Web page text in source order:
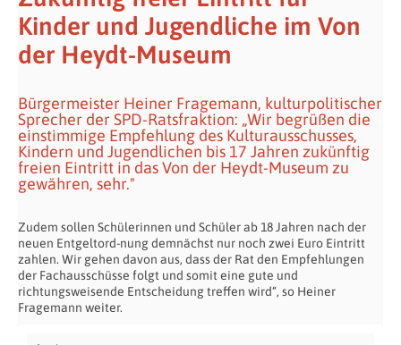
Kinder und Jugendliche im Von
der Heydt-Museum
Bürgermeister Heiner Fragemann, kulturpolitischer
Sprecher der SPD-Ratsfraktion: „Wir begrüßen die
einstimmige Empfehlung des Kulturausschusses,
Kindern und Jugendlichen bis 17 Jahren zukünftig
freien Eintritt in das Von der Heydt-Museum zu
gewähren, sehr."
Zudem sollen Schülerinnen und Schüler ab 18 Jahren nach der
neuen Entgeltord-nung demnächst nur noch zwei Euro Eintritt
zahlen. Wir gehen davon aus, dass der Rat den Empfehlungen
der Fachausschüsse folgt und somit eine gute und
richtungsweisende Entscheidung treffen wird“, so Heiner
Fragemann weiter.